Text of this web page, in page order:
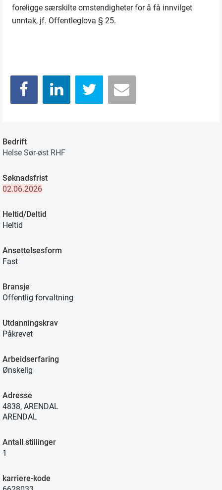
foreligge særskilte omstendigheter for å få innvilget
unntak, jf. Offentleglova § 25.
Bedrift
Helse Sør-øst RHF
Søknadsfrist
02.06.2026
Heltid/Deltid
Heltid
Ansettelsesform
Fast
Bransje
Offentlig forvaltning
Utdanningskrav
Påkrevet
Arbeidserfaring
Ønskelig
Adresse
4838, ARENDAL
ARENDAL
Antall stillinger
1
karriere-kode